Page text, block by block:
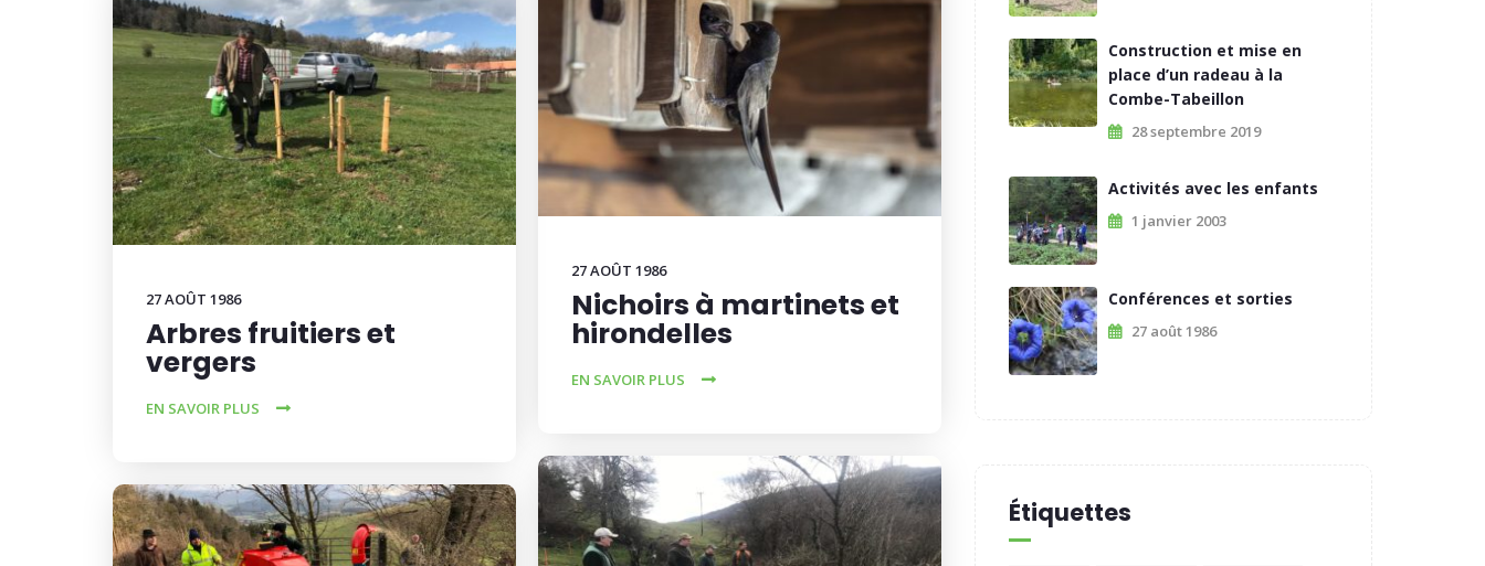
27 AOÛT 1986
Nichoirs à martinets et
hirondelles
EN SAVOIR PLUS
27 AOÛT 1986
Arbres fruitiers et
vergers
EN SAVOIR PLUS
Construction et mise en
place d’un radeau à la
Combe-Tabeillon
28 septembre 2019
Activités avec les enfants
1 janvier 2003
Conférences et sorties
27 août 1986
Étiquettes